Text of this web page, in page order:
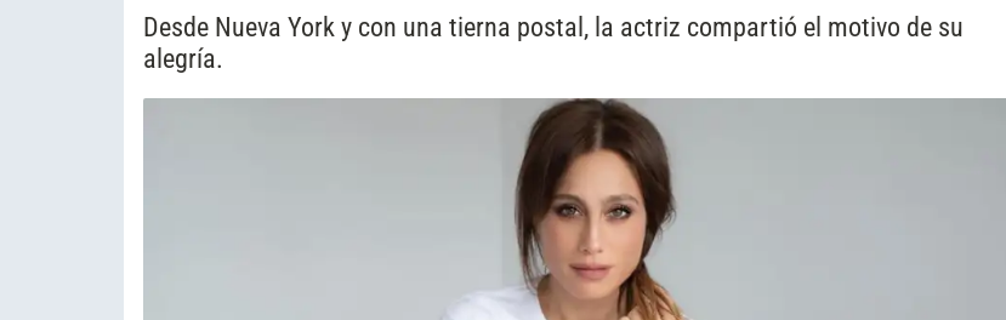
Desde Nueva York y con una tierna postal, la actriz compartió el motivo de su
alegría.